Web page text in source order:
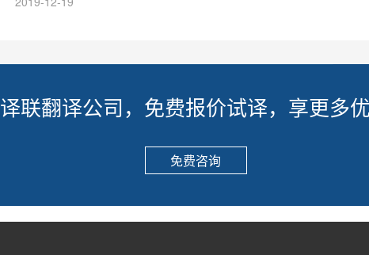
译联翻译公司，免费报价试译，享更多
免费咨询